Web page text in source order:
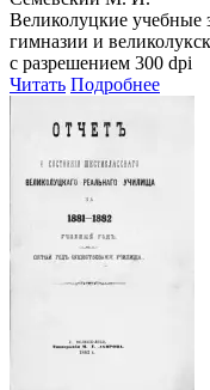
Великолуцкие учебные
гимназии и
с разрешением 300 dpi
Читать Подробнее